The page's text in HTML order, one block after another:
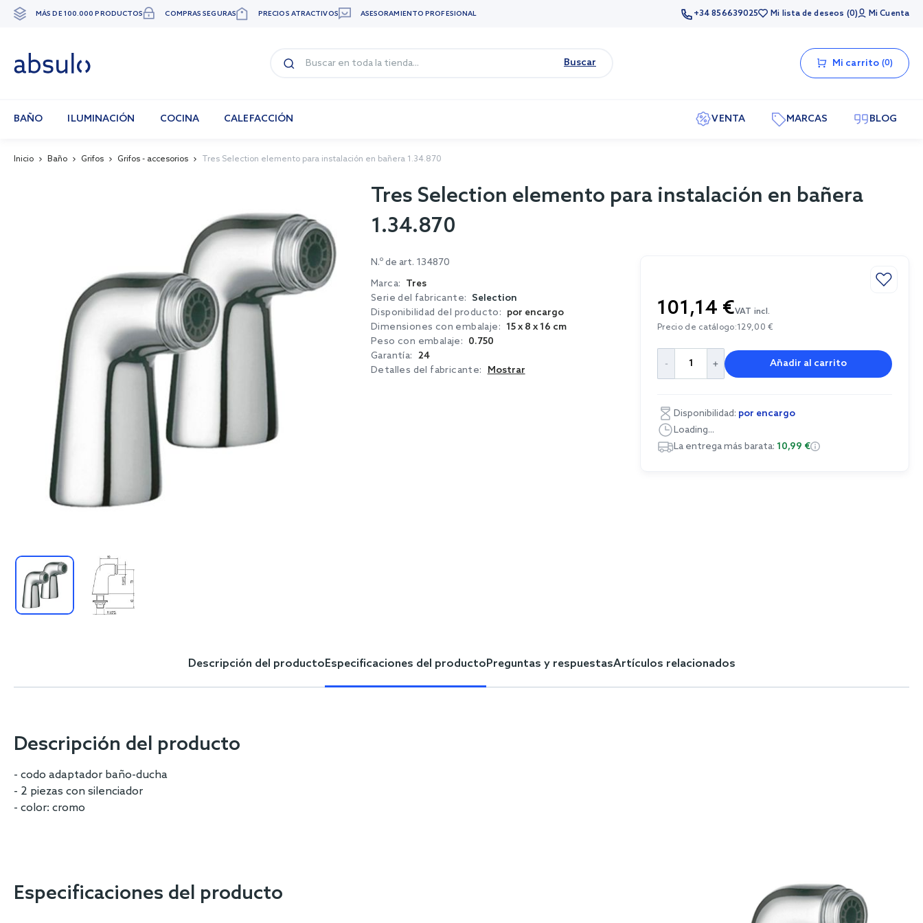
Ir
MÁS DE 100.000 PRODUCTOS COMPRAS SEGURAS PRECIOS ATRACTIVOS ASESORAMIENTO PROFESIONAL +34 856639025 Mi lista de deseos 0 Mi Cuenta
Buscar Mi carrito 0
BAÑO ILUMINACIÓN COCINA CALEFACCIÓN VENTA MARCAS BLOG
Inicio Baño Grifos Grifos - accesorios Tres Selection elemento para instalación en bañera 1.34.870
Tres Selection elemento para instalación en bañera
1.34.870
N.º de art. 134870
Marca: Tres
Serie del fabricante: Selection
Disponibilidad del producto: por encargo
Dimensiones con embalaje: 15 x 8 x 16 cm
Peso con embalaje: 0.750
Garantía: 24
Detalles del fabricante:
Mostrar
101,14 €VAT incl.
Precio de catálogo:129,00 €
Añadir al carrito
Disponibilidad: por encargo
Loading...
La entrega más barata: 10,99 €
Descripción del producto Especificaciones del producto Preguntas y respuestasArtículos relacionados
Descripción del producto
- codo adaptador baño-ducha
- 2 piezas con silenciador
- color: cromo
Especificaciones del producto